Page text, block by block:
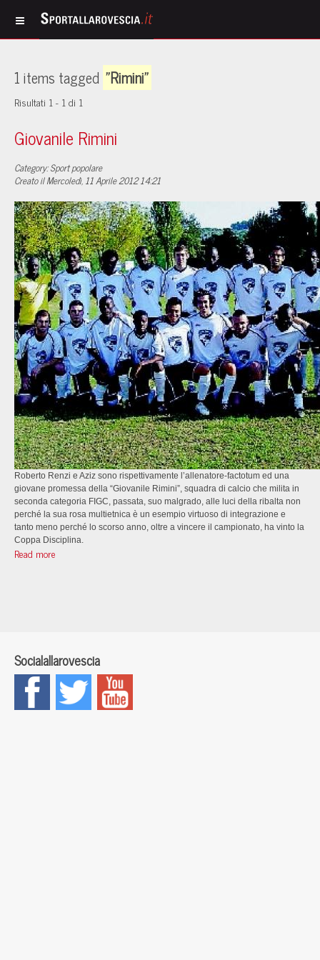
1 items tagged "Rimini"
Risultati 1 - 1 di 1
Giovanile Rimini
Category: Sport popolare
Creato il Mercoledì, 11 Aprile 2012 14:21
Roberto Renzi e Aziz sono rispettivamente l’allenatore-factotum ed una
giovane promessa della “Giovanile Rimini”, squadra di calcio che milita in
seconda categoria FIGC, passata, suo malgrado, alle luci della ribalta non
perché la sua rosa multietnica è un esempio virtuoso di integrazione e
tanto meno perché lo scorso anno, oltre a vincere il campionato, ha vinto la
Coppa Disciplina.
Read more
Socialallarovescia